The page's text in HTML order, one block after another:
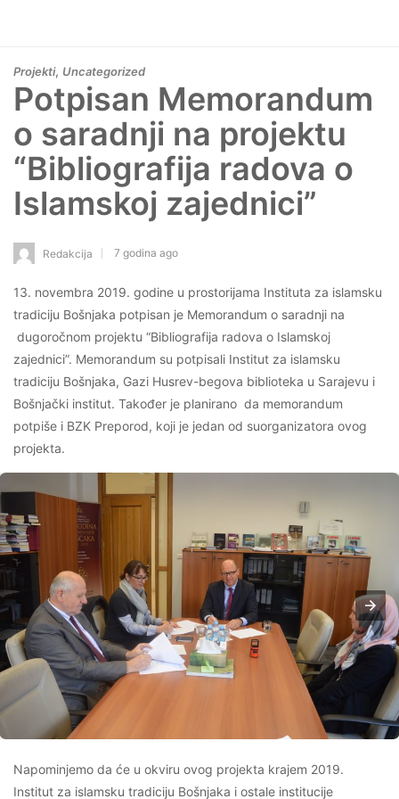
Projekti, Uncategorized
Potpisan Memorandum
o saradnji na projektu
“Bibliografija radova o
Islamskoj zajednici”
Redakcija 7 godina ago
13. novembra 2019. godine u prostorijama Instituta za islamsku
tradiciju Bošnjaka potpisan je Memorandum o saradnji na
dugoročnom projektu “Bibliografija radova o Islamskoj
zajednici”. Memorandum su potpisali Institut za islamsku
tradiciju Bošnjaka, Gazi Husrev-begova biblioteka u Sarajevu i
Bošnjački institut. Također je planirano da memorandum
potpiše i BZK Preporod, koji je jedan od suorganizatora ovog
projekta.
Napominjemo da će u okviru ovog projekta krajem 2019.
Institut za islamsku tradiciju Bošnjaka i ostale institucije